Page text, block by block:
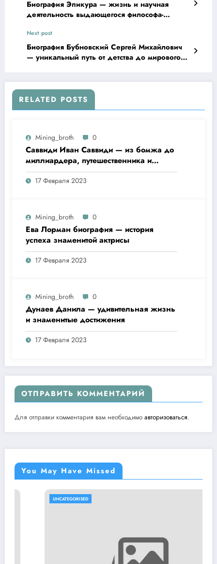
Биография Эпикура — жизнь и научная
деятельность выдающегося философа-
Next post
Биография Бубновский Сергей Михайлович
— уникальный путь от детства до мирового
RELATED POSTS
Mining_broth 0
Саввиди Иван Саввиди — из бомжа до
миллиардера, путешественника и
футбольного президента —
удивительная биография
17 Февраля 2023
Mining_broth 0
Ева Лорман биография — история
успеха знаменитой актрисы
17 Февраля 2023
Mining_broth 0
Дунаев Данила — удивительная жизнь
и знаменитые достижения
17 Февраля 2023
ОТПРАВИТЬ КОММЕНТАРИЙ
Для отправки комментария вам необходимо авторизоваться.
You May Have Missed
UNCATEGORISED